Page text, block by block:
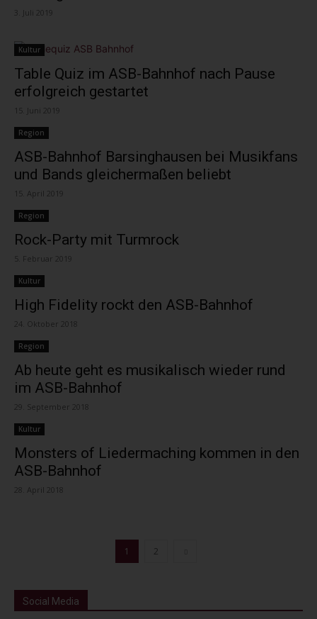
3. Juli 2019
Kultur
Table Quiz im ASB-Bahnhof nach Pause
erfolgreich gestartet
15. Juni 2019
Region
ASB-Bahnhof Barsinghausen bei Musikfans
und Bands gleichermaßen beliebt
15. April 2019
Region
Rock-Party mit Turmrock
5. Februar 2019
Kultur
High Fidelity rockt den ASB-Bahnhof
24. Oktober 2018
Region
Ab heute geht es musikalisch wieder rund
im ASB-Bahnhof
29. September 2018
Kultur
Monsters of Liedermaching kommen in den
ASB-Bahnhof
28. April 2018
1 2
Social Media